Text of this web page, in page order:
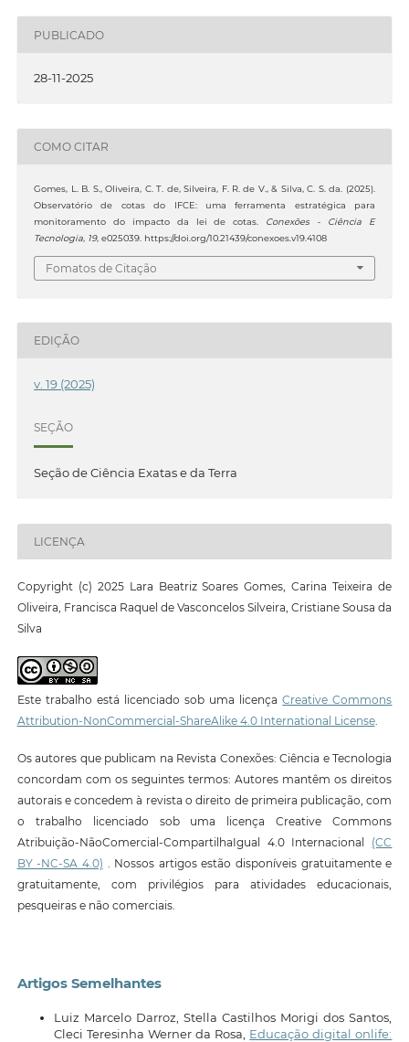
PUBLICADO
28-11-2025
COMO CITAR
Gomes, L. B. S., Oliveira, C. T. de, Silveira, F. R. de V., & Silva, C. S. da. (2025).
Observatório de cotas do IFCE: uma ferramenta estratégica para
monitoramento do impacto da lei de cotas. Conexões - Ciência E
Tecnologia, 19, e025039. https://doi.org/10.21439/conexoes.v19.4108
Fomatos de Citação
EDIÇÃO
v. 19 (2025)
SEÇÃO
Seção de Ciência Exatas e da Terra
LICENÇA
Copyright (c) 2025 Lara Beatriz Soares Gomes, Carina Teixeira de
Oliveira, Francisca Raquel de Vasconcelos Silveira, Cristiane Sousa da
Silva
Este trabalho está licenciado sob uma licençaCreative Commons
Attribution-NonCommercial-ShareAlike 4.0 International License.
Os autores que publicam na Revista Conexões: Ciência e Tecnologia
concordam com os seguintes termos: Autores mantêm os direitos
autorais e concedem à revista o direito de primeira publicação, com
o trabalho licenciado sob uma licença Creative Commons
Atribuição-NãoComercial-CompartilhaIgual 4.0 Internacional (CC
BY -NC-SA 4.0) . Nossos artigos estão disponíveis gratuitamente e
gratuitamente, com privilégios para atividades educacionais,
pesqueiras e não comerciais.
Artigos Semelhantes
Luiz Marcelo Darroz, Stella Castilhos Morigi dos Santos,
Cleci Teresinha Werner da Rosa, Educação digital onlife: